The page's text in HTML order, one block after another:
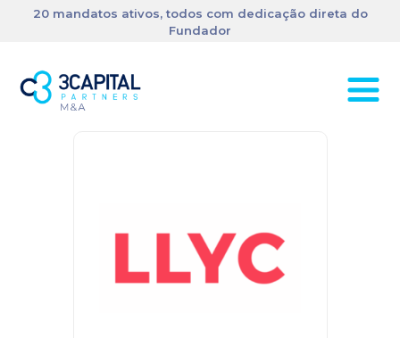
20 mandatos ativos, todos com dedicação direta do
Fundador